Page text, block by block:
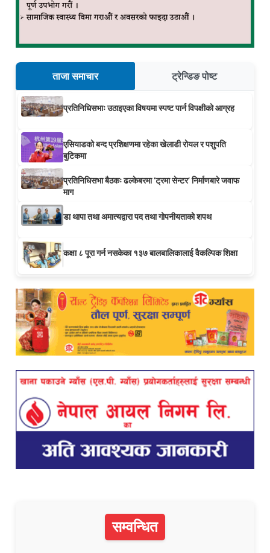
ताजा समाचार ट्रेन्डिङ पोष्ट
प्रतिनिधिसभाः उठाइएका विषयमा स्पष्ट पार्न विपक्षीको आग्रह
एसियाडको बन्द प्रशिक्षणमा रहेका खेलाडी रोयल र पशुपति
बुटिकमा
प्रतिनिधिसभा बैठकः ढल्केबरमा ‘ट्रमा सेन्टर’ निर्माणबारे जवाफ
माग
डा थापा तथा अमात्यद्वारा पद तथा गोपनीयताको शपथ
कक्षा ८ पूरा गर्न नसकेका १३७ बालबालिकालाई वैकल्पिक शिक्षा
सम्वन्धित